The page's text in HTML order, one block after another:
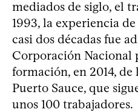
mediados de siglo, el
1993, la experiencia
casi dos décadas fue
Corporación Nacional
formación, en 2014,
Puerto Sauce, que
unos 100 trabajadores.